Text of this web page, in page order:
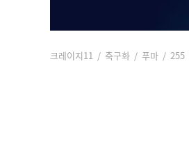
크레이지11 / 축구화 / 푸마 / 255